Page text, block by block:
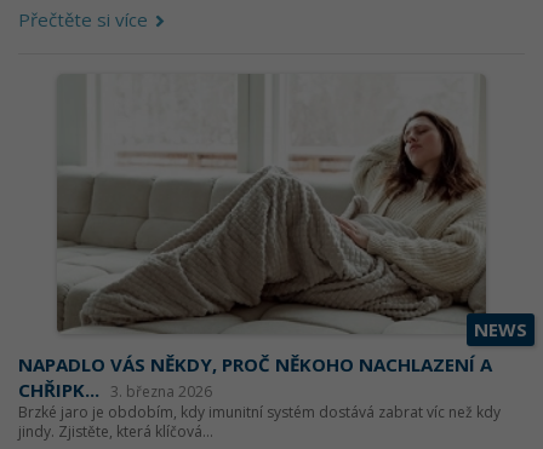
Přečtěte si více
NEWS
NAPADLO VÁS NĚKDY, PROČ NĚKOHO NACHLAZENÍ A
CHŘIPK...
3. března 2026
Brzké jaro je obdobím, kdy imunitní systém dostává zabrat víc než kdy
jindy. Zjistěte, která klíčová...